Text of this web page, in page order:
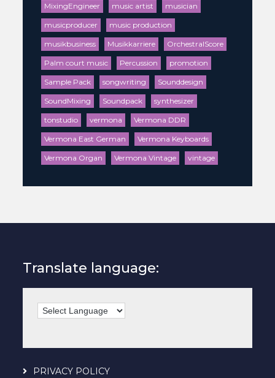
MixingEngineer music artist musician
musicproducer music production
musikbusiness Musikkarriere OrchestralScore
Palm court music Percussion promotion
Sample Pack songwriting Sounddesign
SoundMixing Soundpack synthesizer
tonstudio vermona Vermona DDR
Vermona East German Vermona Keyboards
Vermona Organ Vermona Vintage vintage
Translate language:
PRIVACY POLICY